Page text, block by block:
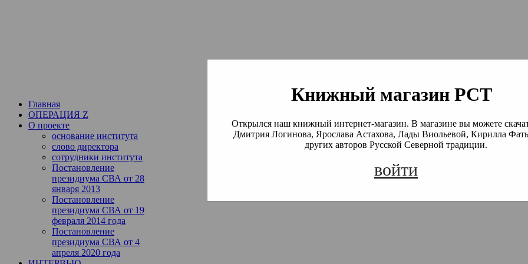
Книжный магазин РСТ
Открылся наш книжный интернет-магазин. В магазине вы можете
Дмитрия Логинова, Ярослава Астахова, Лады Виольевой, Кирилла
других авторов Русской Северной традиции.
войти
Институт богословия Русской Северной Традиции
Главная
ОПЕРАЦИЯ Z
О проекте
основание института
слово директора
сотрудники института
Постановление
президиума СВА от 28
января 2013
Постановление
президиума СВА от 19
февраля 2014 года
Постановление
президиума СВА от 4
апреля 2020 года